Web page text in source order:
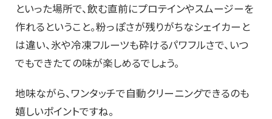
といった場所で、飲む直前にプロテインやスムージーを
作れるということ。粉っぽさが残りがちなシェイカーと
は違い、氷や冷凍フルーツも砕けるパワフルさで、いつ
でもできたての味が楽しめるでしょう。
地味ながら、ワンタッチで自動クリーニングできるのも
嬉しいポイントですね。